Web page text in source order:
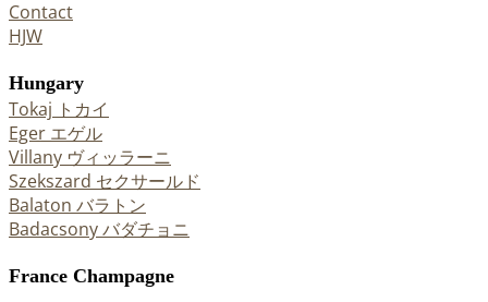
Contact
HJW
Hungary
Tokaj トカイ
Eger エゲル
Villany ヴィッラーニ
Szekszard セクサールド
Balaton バラトン
Badacsony バダチョニ
France Champagne